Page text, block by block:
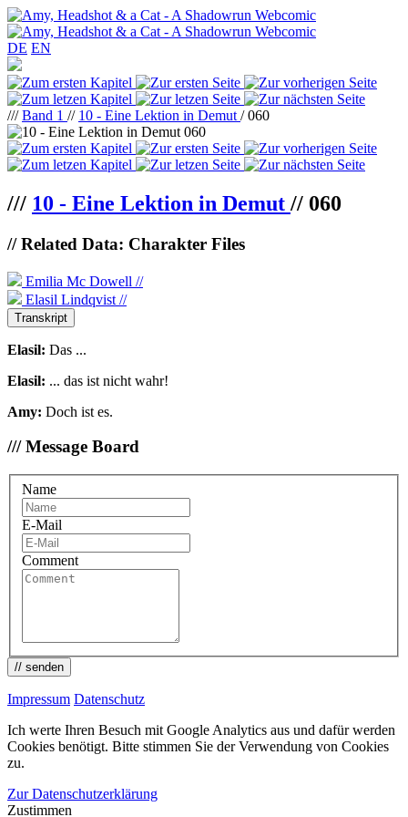
DE EN
///Band 1 // 10 - Eine Lektion in Demut / 060
/// 10 - Eine Lektion in Demut // 060
// Related Data: Charakter Files
Emilia Mc Dowell //
Elasil Lindqvist //
Transkript
Elasil: Das ...
Elasil: ... das ist nicht wahr!
Amy: Doch ist es.
/// Message Board
Name
E-Mail
Comment
// senden
Impressum Datenschutz
Ich werte Ihren Besuch mit Google Analytics aus und dafür werden
Cookies benötigt. Bitte stimmen Sie der Verwendung von Cookies
zu.
Zur Datenschutzerklärung
Zustimmen